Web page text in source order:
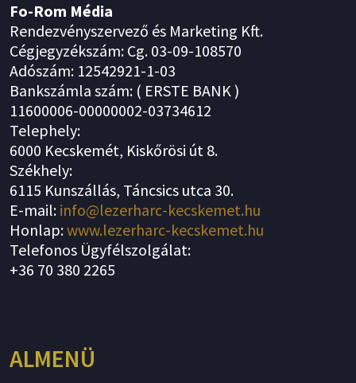
Fo-Rom Média
Rendezvényszervező és Marketing Kft.
Cégjegyzékszám: Cg. 03-09-108570
Adószám: 12542921-1-03
Bankszámla szám: ( ERSTE BANK )
11600006-00000002-03734612
Telephely:
6000 Kecskemét, Kiskőrösi út 8.
Székhely:
6115 Kunszállás, Táncsics utca 30.
E-mail: info@lezerharc-kecskemet.hu
Honlap:www.lezerharc-kecskemet.hu
Telefonos Ügyfélszolgálat:
+36 70 380 2265
ALMENÜ